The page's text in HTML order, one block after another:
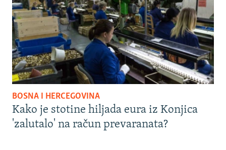
BOSNA I HERCEGOVINA
Kako je stotine hiljada eura iz Konjica
'zalutalo' na račun prevaranata?